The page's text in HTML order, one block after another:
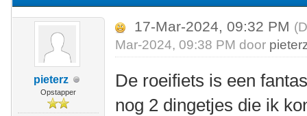
pieterz
Opstapper
17-Mar-2024, 09:32 PM
Mar-2024, 09:38 PM door
De roeifiets is een
nog 2 dingetjes die ik